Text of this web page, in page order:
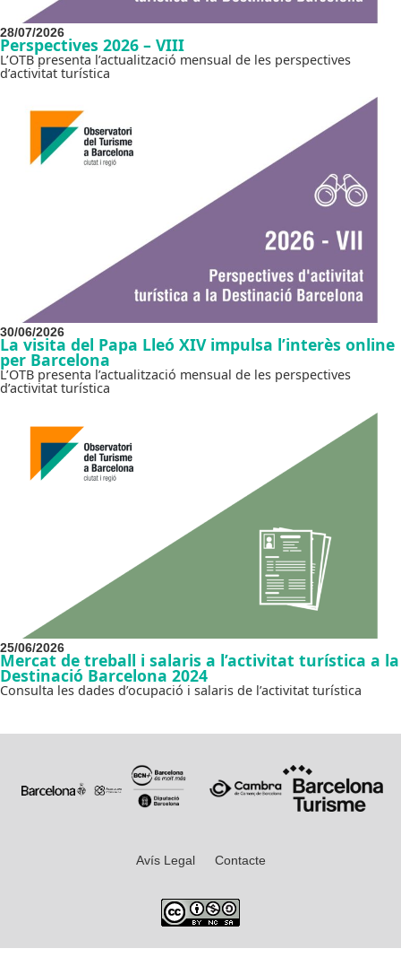
28/07/2026
Perspectives 2026 – VIII
L’OTB presenta l’actualització mensual de les perspectives
d’activitat turística
30/06/2026
La visita del Papa Lleó XIV impulsa l’interès online
per Barcelona
L’OTB presenta l’actualització mensual de les perspectives
d’activitat turística
25/06/2026
Mercat de treball i salaris a l’activitat turística a la
Destinació Barcelona 2024
Consulta les dades d’ocupació i salaris de l’activitat turística
Avís Legal Contacte